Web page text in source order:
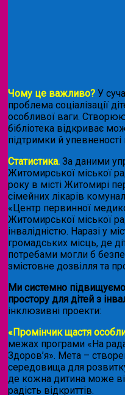
Чому це важливо? У
проблема соціалізації
особливої ваги.
бібліотека відкриває
підтримки й
Статистика. За даними
Житомирської міської
року в місті Житомирі
сімейних лікарів
«Центр первинної
Житомирської міської
інвалідністю. Наразі у
громадських місць, де
потребами могли б
змістовне дозвілля та
Ми системно підвищуємо
простору для дітей з
інклюзивні проекти:
«Промінчик щастя
межах програми «На
Здоров’я». Мета –
середовища для
де кожна дитина може
радість відкриттів.